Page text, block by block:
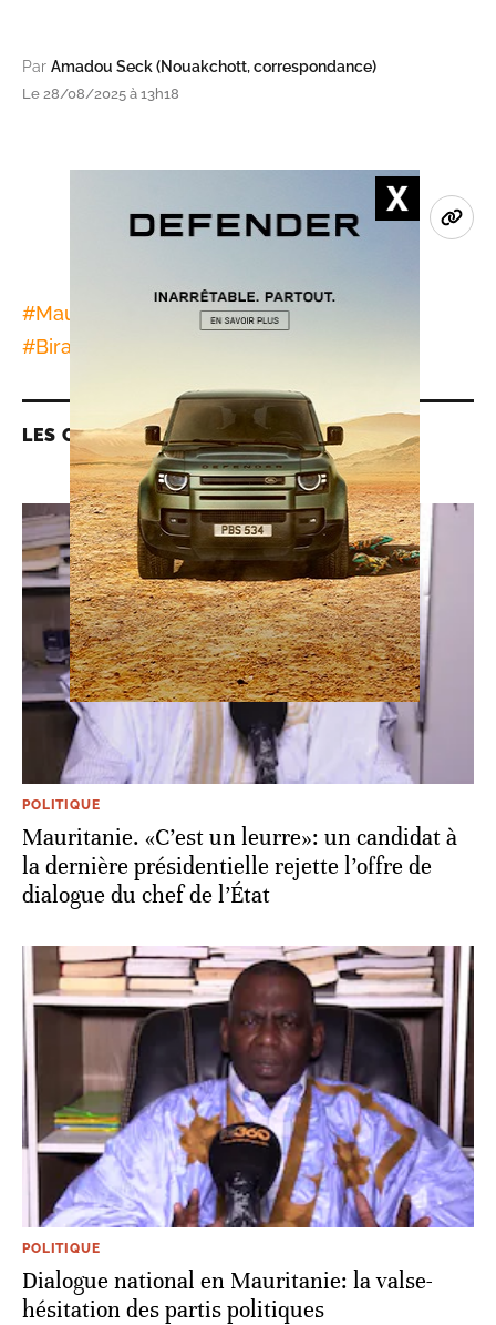
Par Amadou Seck (Nouakchott, correspondance)
Le 28/08/2025 à 13h18
#Mauritanie
partis politiques
#Biram ould Abeid
LES CONTENUS LIÉS
POLITIQUE
Mauritanie. «C’est un leurre»: un candidat à
la dernière présidentielle rejette l’offre de
dialogue du chef de l’État
POLITIQUE
Dialogue national en Mauritanie: la valse-
hésitation des partis politiques